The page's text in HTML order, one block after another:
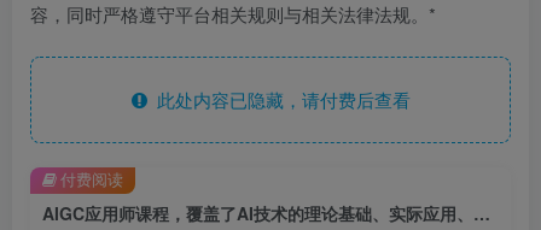
容，同时严格遵守平台相关规则与相关法律法规。*
此处内容已隐藏，请付费后查看
AIGC应用师课程，覆盖了AI技术的理论基础、实际应用、以及未来发展趋势（更新）
付费阅读